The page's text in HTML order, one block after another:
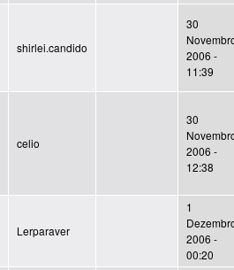
shirlei.candido
30
2006 -
11:39
celio
30
2006 -
12:38
Lerparaver
1
2006 -
00:20